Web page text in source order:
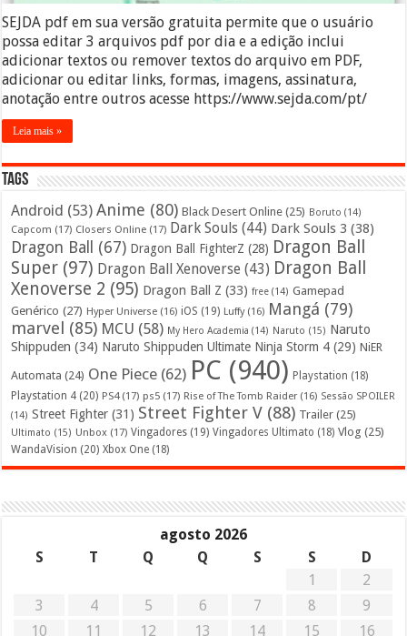
SEJDA pdf em sua versão gratuita permite que o usuário
possa editar 3 arquivos pdf por dia e a edição inclui
adicionar textos ou remover textos do arquivo em PDF,
adicionar ou editar links, formas, imagens, assinatura,
anotação entre outros acesse https://www.sejda.com/pt/
Leia mais »
Tags
Android (53) Anime (80) Black Desert Online (25) Boruto (14)
Capcom (17) Closers Online (17) Dark Souls (44) Dark Souls 3 (38)
Dragon Ball (67) Dragon Ball FighterZ (28) Dragon Ball
Super (97) Dragon Ball Xenoverse (43) Dragon Ball
Xenoverse 2 (95) Dragon Ball Z (33) free (14) Gamepad
Genérico (27) Hyper Universe (16) iOS (19) Luffy(16) Mangá (79)
marvel (85) MCU (58) My Hero Academia (14) Naruto (15) Naruto
Shippuden (34) Naruto Shippuden Ultimate Ninja Storm 4 (29) NiER
Automata (24) One Piece (62) PC (940) Playstation (18)
Playstation 4 (20) PS4(17) ps5 (17) Rise of The Tomb Raider (16) Sessão SPOILER
(14) Street Fighter (31) Street Fighter V (88) Trailer (25)
Ultimato (15) Unbox (17) Vingadores (19) Vingadores Ultimato (18) Vlog (25)
WandaVision (20) Xbox One (18)
agosto 2026
S
T Q Q S S
D
1
2
3
4 5 6 7 8
9
10
11 12 13 14 15
16